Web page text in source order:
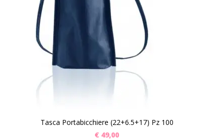
Tasca Portabicchiere (22+6.5+17) Pz 100
€ 49,00